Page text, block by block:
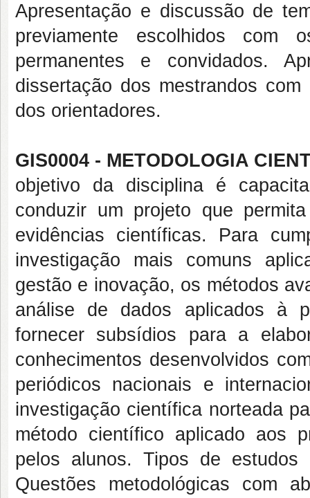
Apresentação e discussão de
previamente escolhidos com
permanentes e convidados.
dissertação dos mestrandos
dos orientadores.
GIS0004 - METODOLOGIA
objetivo da disciplina é
conduzir um projeto que
evidências científicas. Para
investigação mais comuns
gestão e inovação, os métodos
análise de dados aplicados à
fornecer subsídios para a
conhecimentos desenvolvidos
periódicos nacionais e
investigação científica norteada
método científico aplicado aos
pelos alunos. Tipos de
Questões metodológicas com